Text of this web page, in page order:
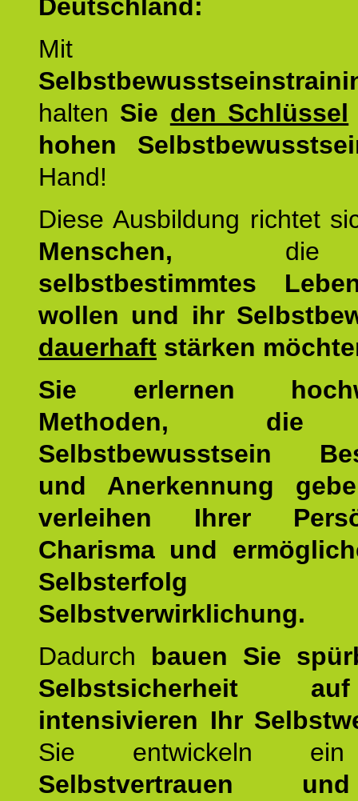
Deutschland:
Mit
halten Sie den Schlüssel
hohen
Hand!
Diese Ausbildung richtet
Menschen,
selbstbestimmtes
wollen und ihr
dauerhaft stärken
Sie erlernen
Methoden, die
Selbstbewusstsein
und Anerkennung
verleihen Ihrer
Charisma und
Selbstverwirklichung.
Dadurch bauen Sie
Selbstsicherheit
intensivieren Ihr
Sie entwickeln ein
Selbstvertrauen